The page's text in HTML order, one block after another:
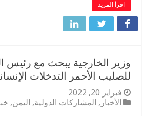
اقرأ المزيد
وزير الخارجية يبحث مع رئيس
للصليب الأحمر التدخلات
فبراير 20, 2022
الأخبار , المشاركات الدولية, اليمن,